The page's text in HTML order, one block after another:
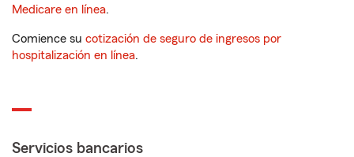
Medicare en línea.
Comience su cotización de seguro de ingresos por
hospitalización en línea.
Servicios bancarios